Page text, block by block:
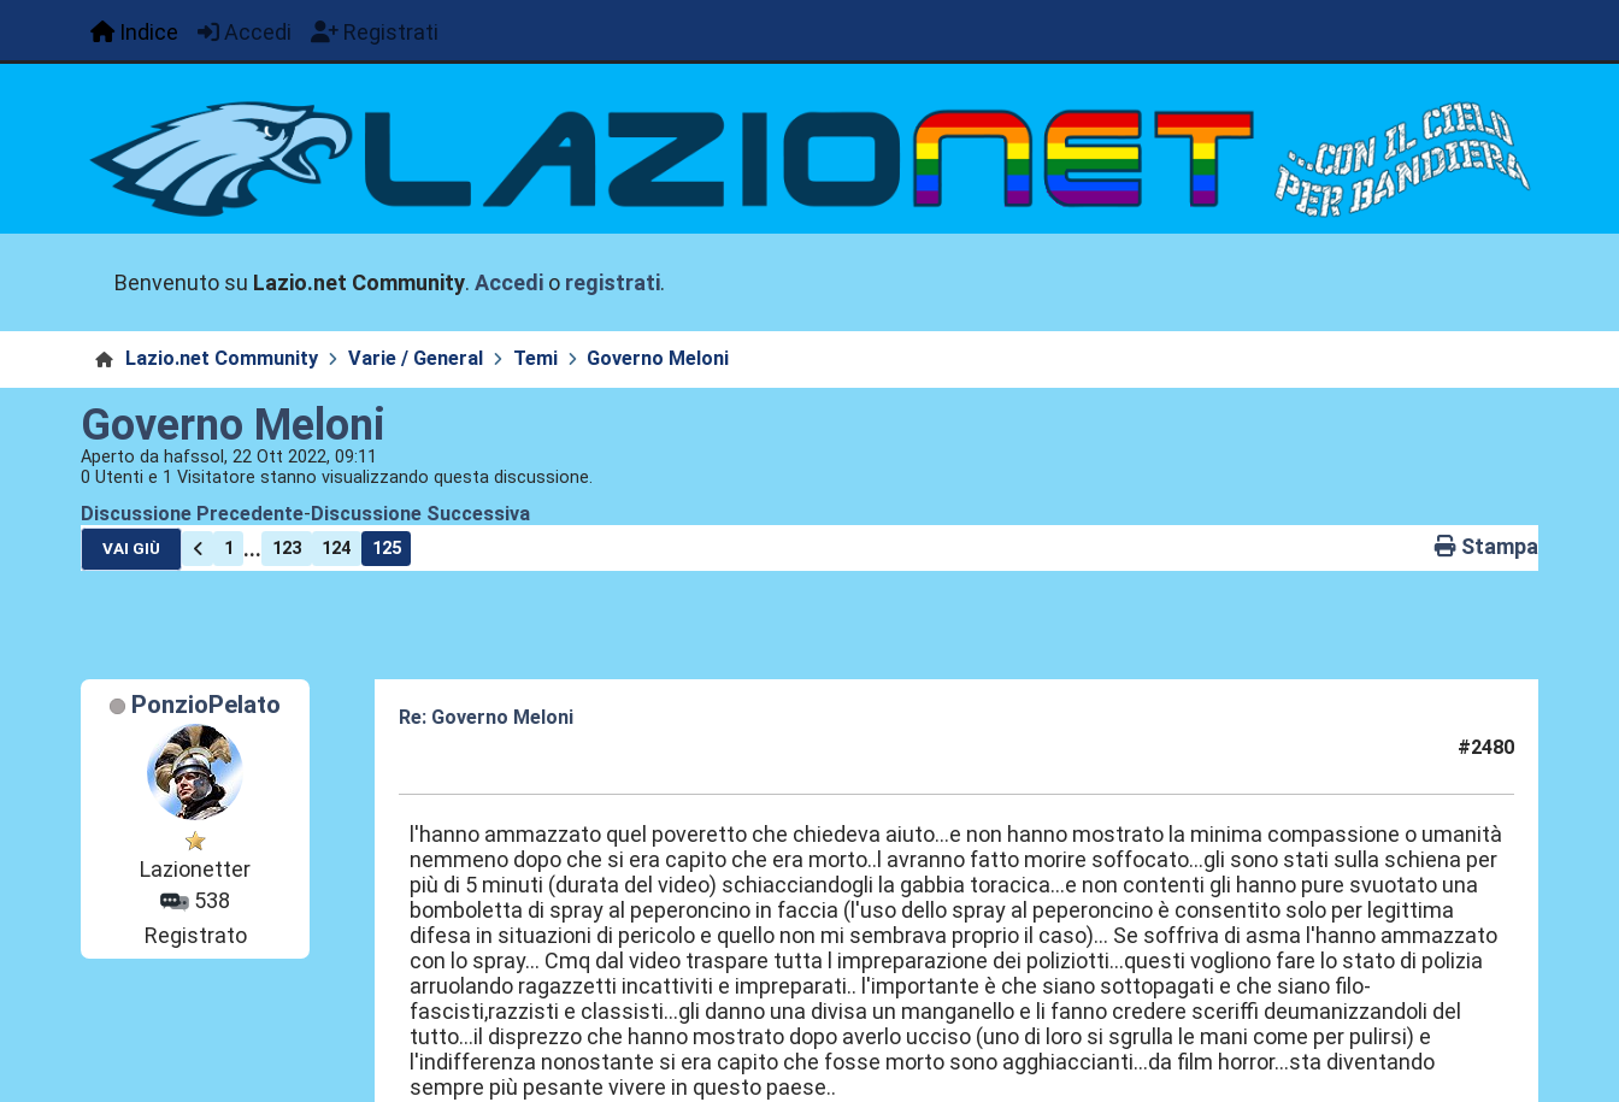
Indice Accedi Registrati
Benvenuto su Lazio.net Community.Accedi o registrati.
Lazio.net Community Varie / General Temi Governo Meloni
Governo Meloni
Aperto da hafssol, 22 Ott 2022, 09:11
0 Utenti e 1 Visitatore stanno visualizzando questa discussione.
Discussione Precedente- Discussione Successiva
VAI GIÙ 1 ... 123 124 125 Stampa
PonzioPelato
Lazionetter
538
Registrato
Re: Governo Meloni
#2480
l'hanno ammazzato quel poveretto che chiedeva aiuto...e non hanno mostrato la minima compassione o umanità
nemmeno dopo che si era capito che era morto..l avranno fatto morire soffocato...gli sono stati sulla schiena per
più di 5 minuti (durata del video) schiacciandogli la gabbia toracica...e non contenti gli hanno pure svuotato una
bomboletta di spray al peperoncino in faccia (l'uso dello spray al peperoncino è consentito solo per legittima
difesa in situazioni di pericolo e quello non mi sembrava proprio il caso)... Se soffriva di asma l'hanno ammazzato
con lo spray... Cmq dal video traspare tutta l impreparazione dei poliziotti...questi vogliono fare lo stato di polizia
arruolando ragazzetti incattiviti e impreparati.. l'importante è che siano sottopagati e che siano filo-
fascisti,razzisti e classisti...gli danno una divisa un manganello e li fanno credere sceriffi deumanizzandoli del
tutto...il disprezzo che hanno mostrato dopo averlo ucciso (uno di loro si sgrulla le mani come per pulirsi) e
l'indifferenza nonostante si era capito che fosse morto sono agghiaccianti...da film horror...sta diventando
sempre più pesante vivere in questo paese..